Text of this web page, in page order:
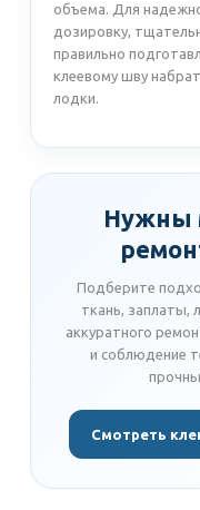
объема. Для
дозировку,
правильно
клеевому шву
лодки.
Нужны
Подберите
ткань, заплаты,
аккуратного
и соблюдение
Смотреть